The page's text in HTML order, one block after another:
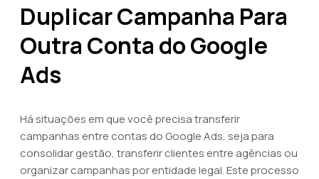
Duplicar Campanha Para
Outra Conta do Google
Ads
Há situações em que você precisa transferir
campanhas entre contas do Google Ads, seja para
consolidar gestão, transferir clientes entre agências ou
organizar campanhas por entidade legal. Este processo